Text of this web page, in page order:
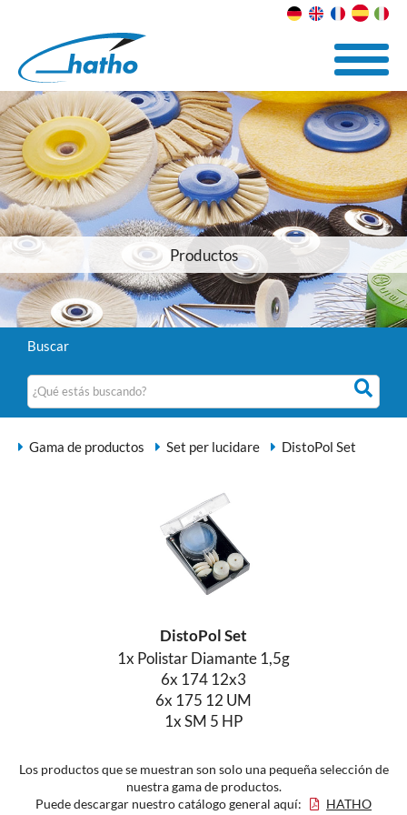
Productos
Buscar
Gama de productos Set per lucidare DistoPol Set
DistoPol Set
1x Polistar Diamante 1,5g
6x 174 12x3
6x 175 12 UM
1x SM 5 HP
Los productos que se muestran son solo una pequeña selección de
nuestra gama de productos.
Puede descargar nuestro catálogo general aquí:
HATHO